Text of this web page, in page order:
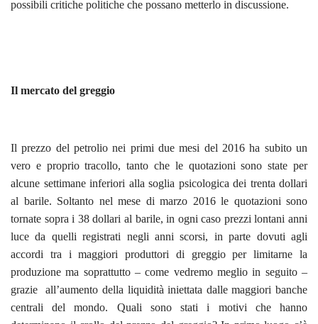
possibili critiche politiche che possano metterlo in discussione.
Il mercato del greggio
Il prezzo del petrolio nei primi due mesi del 2016 ha subito un
vero e proprio tracollo, tanto che le quotazioni sono state per
alcune settimane inferiori alla soglia psicologica dei trenta dollari
al barile. Soltanto nel mese di marzo 2016 le quotazioni sono
tornate sopra i 38 dollari al barile, in ogni caso prezzi lontani anni
luce da quelli registrati negli anni scorsi, in parte dovuti agli
accordi tra i maggiori produttori di greggio per limitarne la
produzione ma soprattutto – come vedremo meglio in seguito –
grazie all’aumento della liquidità iniettata dalle maggiori banche
centrali del mondo. Quali sono stati i motivi che hanno